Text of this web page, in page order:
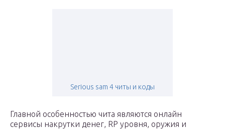
Serious sam 4 читы и коды
Главной особенностью чита являются онлайн
сервисы накрутки денег, RP уровня, оружия и